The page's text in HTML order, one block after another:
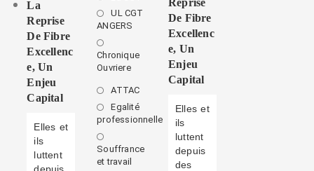
La
Reprise
De Fibre
Excellenc
E, Un
Enjeu
Capital
Elles et
ils
luttent
UL CGT
ANGERS
Chronique
Ouvriere
ATTAC
Egalité
professionnelle
Souffrance
et travail
Reprise
De Fibre
Excellenc
E, Un
Enjeu
Capital
Elles et
ils
luttent
depuis
des